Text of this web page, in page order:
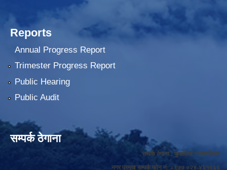
Reports
Annual Progress Report
Trimester Progress Report
Public Hearing
Public Audit
सम्पर्क ठेगाना
सम्पर्क ठेगाना : फुङलिङ नगरपालिका
नगर प्रमुख सम्पर्क फोन नं: +९७७ ०२४-४६१०६६